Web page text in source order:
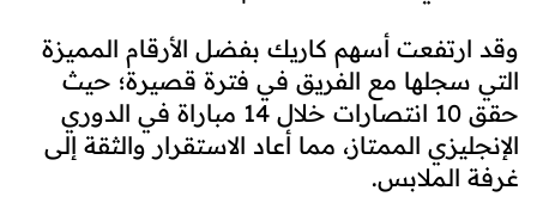
وقد ارتفعت أسهم كاريك بفضل الأرقام المميزة
التي سجلها مع الفريق في فترة قصيرة؛ حيث
حقق 10 انتصارات خلال 14 مباراة في الدوري
الإنجليزي الممتاز، مما أعاد الاستقرار والثقة إلى
غرفة الملابس.